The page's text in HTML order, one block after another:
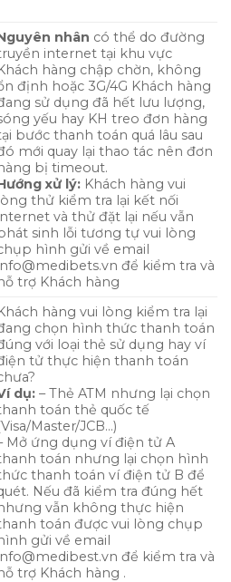
nhân có thể do đường
internet tại khu vực
hàng chập chờn, không
định hoặc 3G/4G Khách hàng
sử dụng đã hết lưu lượng,
yếu hay KH treo đơn hàng
bước thanh toán quá lâu sau
mới quay lại thao tác nên đơn
bị timeout.
xử lý: Khách hàng vui
thử kiểm tra lại kết nối
và thử đặt lại nếu vẫn
sinh lỗi tương tự vui lòng
hình gửi về email
để kiểm tra và
trợ Khách hàng
hàng vui lòng kiểm tra lại
chọn hình thức thanh toán
với loại thẻ sử dụng hay ví
tử thực hiện thanh toán
dụ: – Thẻ ATM nhưng lại chọn
toán thẻ quốc tế
Master/JCB…)
Mở ứng dụng ví điện tử A
toán nhưng lại chọn hình
thanh toán ví điện tử B để
Nếu đã kiểm tra đúng hết
vẫn không thực hiện
toán được vui lòng chụp
gửi về email
để kiểm tra và
trợ Khách hàng .